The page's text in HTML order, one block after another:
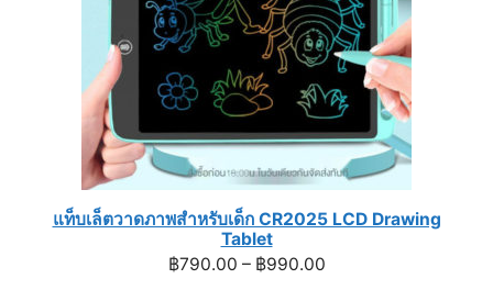
แท็บเล็ตวาดภาพสำหรับเด็ก CR2025 LCD Drawing
Tablet
฿790.00 – ฿990.00Price